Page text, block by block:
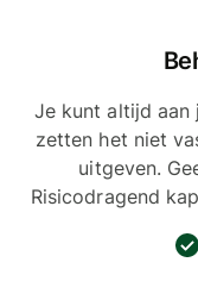
Je kunt altijd aan
zetten het niet
uitgeven.
Risicodragend